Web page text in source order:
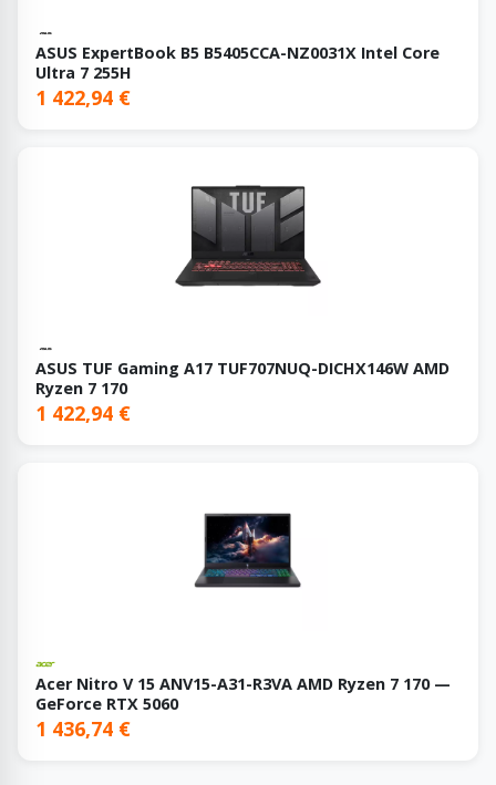
ASUS ExpertBook B5 B5405CCA-NZ0031X Intel Core
Ultra 7 255H
1 422,94 €
ASUS TUF Gaming A17 TUF707NUQ-DICHX146W AMD
Ryzen 7 170
1 422,94 €
Acer Nitro V 15 ANV15-A31-R3VA AMD Ryzen 7 170 —
GeForce RTX 5060
1 436,74 €